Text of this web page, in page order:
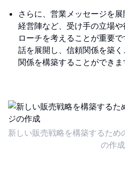
さらに、営業メッセージを
経営陣など、受け手の立場
ローチを考えることが重要
話を展開し、信頼関係を築
関係を構築することができま
新しい販売戦略を構築するため
の作成